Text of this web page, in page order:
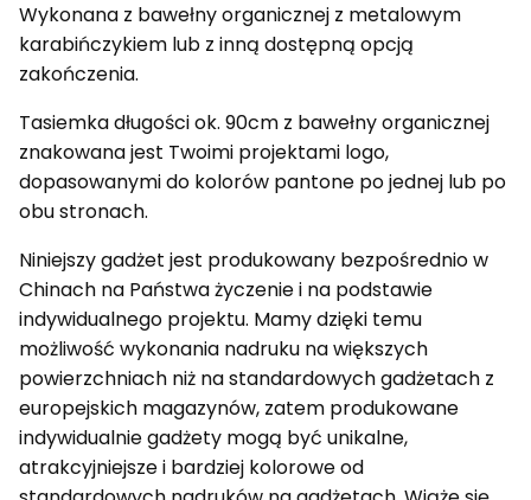
Wykonana z bawełny organicznej z metalowym
karabińczykiem lub z inną dostępną opcją
zakończenia.
Tasiemka długości ok. 90cm z bawełny organicznej
znakowana jest Twoimi projektami logo,
dopasowanymi do kolorów pantone po jednej lub po
obu stronach.
Niniejszy gadżet jest produkowany bezpośrednio w
Chinach na Państwa życzenie i na podstawie
indywidualnego projektu. Mamy dzięki temu
możliwość wykonania nadruku na większych
powierzchniach niż na standardowych gadżetach z
europejskich magazynów, zatem produkowane
indywidualnie gadżety mogą być unikalne,
atrakcyjniejsze i bardziej kolorowe od